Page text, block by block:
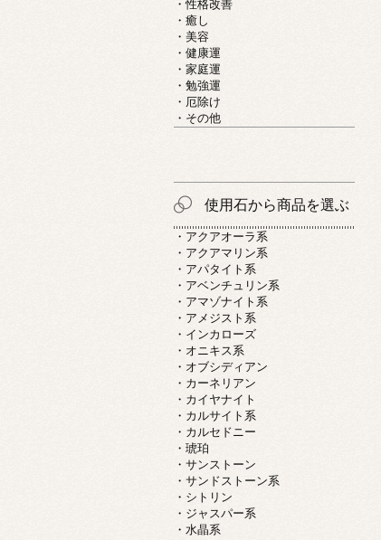
・性格改善
・癒し
・美容
・健康運
・家庭運
・勉強運
・厄除け
・その他
使用石から商品を選ぶ
・アクアオーラ系
・アクアマリン系
・アパタイト系
・アベンチュリン系
・アマゾナイト系
・アメジスト系
・インカローズ
・オニキス系
・オブシディアン
・カーネリアン
・カイヤナイト
・カルサイト系
・カルセドニー
・琥珀
・サンストーン
・サンドストーン系
・シトリン
・ジャスパー系
・水晶系